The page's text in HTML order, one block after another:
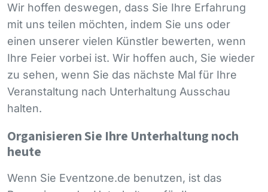
Wir hoffen deswegen, dass Sie Ihre Erfahrung
mit uns teilen möchten, indem Sie uns oder
einen unserer vielen Künstler bewerten, wenn
Ihre Feier vorbei ist. Wir hoffen auch, Sie wieder
zu sehen, wenn Sie das nächste Mal für Ihre
Veranstaltung nach Unterhaltung Ausschau
halten.
Organisieren Sie Ihre Unterhaltung noch
heute
Wenn Sie Eventzone.de benutzen, ist das